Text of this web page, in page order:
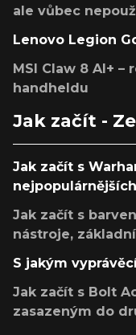
ale vůbec
Lenovo Legion
MSI Claw 8 AI+ –
handheldu
Jak začít -
Jak začít s
Jak začít s
nástroje,
S jakým
Jak začít s Bolt
zasazeným do